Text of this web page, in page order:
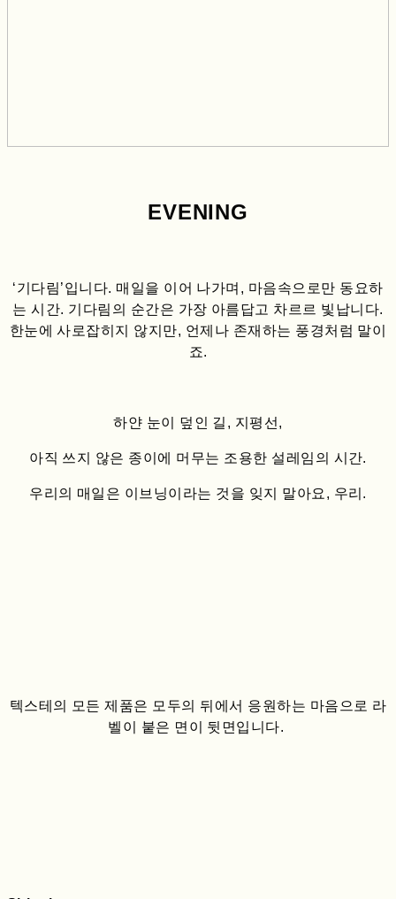
EVENING
‘기다림’입니다. 매일을 이어 나가며, 마음속으로만 동요하
는 시간. 기다림의 순간은 가장 아름답고 차르르 빛납니다.
한눈에 사로잡히지 않지만, 언제나 존재하는 풍경처럼 말이
죠.
하얀 눈이 덮인 길, 지평선,
아직 쓰지 않은 종이에 머무는 조용한 설레임의 시간.
우리의 매일은 이브닝이라는 것을 잊지 말아요, 우리.
텍스테의 모든 제품은 모두의 뒤에서 응원하는 마음으로 라
벨이 붙은 면이 뒷면입니다.